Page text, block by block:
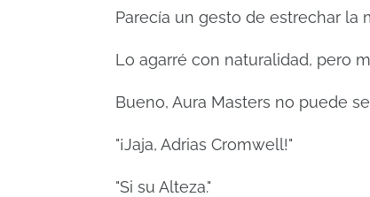
Parecía un gesto de estrechar la
Lo agarré con naturalidad, pero
Bueno, Aura Masters no puede
"¡Jaja, Adrias Cromwell!"
"Si su Alteza."